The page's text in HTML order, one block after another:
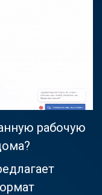
рабочую